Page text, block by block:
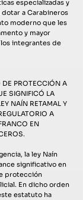
especializadas y
a Carabineros
moderno que les
y mayor
integrantes de
DE PROTECCIÓN A
SIGNIFICÓ LA
NAÍN RETAMAL Y
A
EN
la ley Naín
significativo en
protección
En dicho orden
estatuto ha